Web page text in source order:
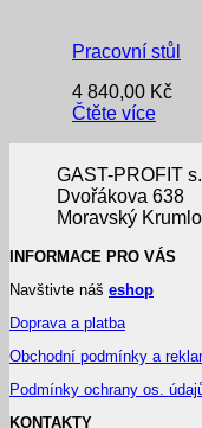
Pracovní stůl
4 840,00 Kč
Čtěte více
GAST-PROFIT
Dvořákova 638
Moravský
INFORMACE PRO VÁS
Navštivte náš eshop
Doprava a platba
Obchodní podmínky a
Podmínky ochrany os.
KONTAKTY